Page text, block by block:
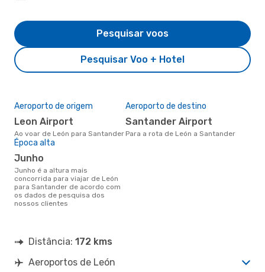
Pesquisar Voo + Hotel
Pesquisar voos
Aeroporto de origem
Leon Airport
Ao voar de León para Santander
Aeroporto de destino
Santander Airport
Para a rota de León a Santander
Época alta
junho
junho é a altura mais
concorrida para viajar de León
para Santander de acordo com
os dados de pesquisa dos
nossos clientes
Distância: 172 kms
Aeroportos de León